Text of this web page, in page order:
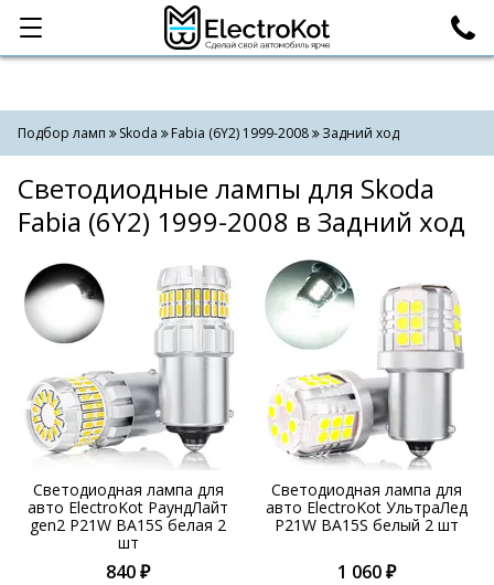
Категории Поиск
Подбор ламп Skoda Fabia (6Y2) 1999-2008 Задний ход
Светодиодные лампы для Skoda
Fabia (6Y2) 1999-2008 в Задний ход
Светодиодная лампа для
авто ElectroKot РаундЛайт
gen2 P21W BA15S белая 2
шт
840 ₽
Светодиодная лампа для
авто ElectroKot УльтраЛед
P21W BA15S белый 2 шт
1 060 ₽